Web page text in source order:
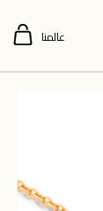
عالمنا